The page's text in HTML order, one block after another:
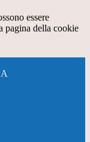
essere
pagina della cookie